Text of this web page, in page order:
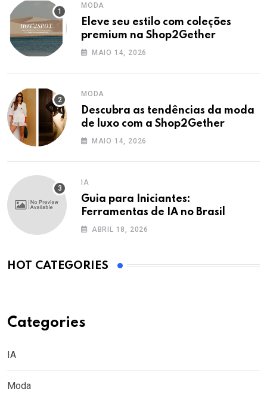
MODA
Eleve seu estilo com coleções
premium na Shop2Gether
MAIO 14, 2026
MODA
Descubra as tendências da moda
de luxo com a Shop2Gether
MAIO 14, 2026
IA
Guia para Iniciantes:
Ferramentas de IA no Brasil
ABRIL 18, 2026
HOT CATEGORIES
Categories
IA
Moda